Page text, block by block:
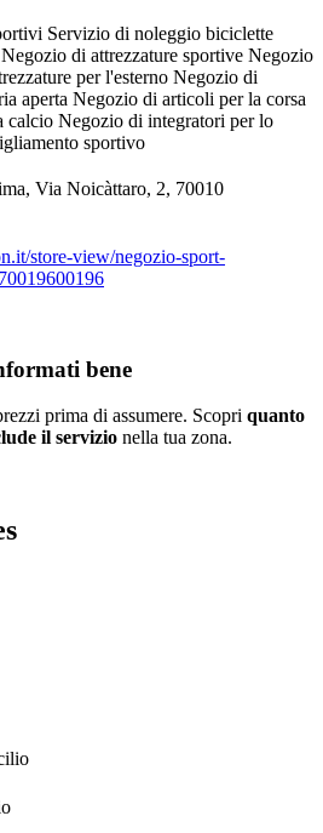
Servizio di noleggio biciclette
Negozio di attrezzature sportive Negozio
per l'esterno Negozio di
aperta Negozio di articoli per la corsa
calcio Negozio di integratori per lo
sportivo
Via Noicàttaro, 2, 70010
store-view/negozio-sport-
bene
prima di assumere. Scopri quanto
il servizio nella tua zona.